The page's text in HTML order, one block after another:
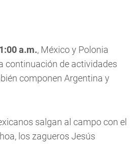
a.m., México y Polonia
continuación de actividades
componen Argentina y
salgan al campo con el
los zagueros Jesús